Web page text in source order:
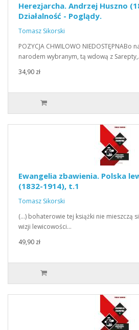
Herezjarcha. Andrzej Huszno
Działalność - Poglądy.
Tomasz Sikorski
POZYCJA CHWILOWO
narodem wybranym, tą wdową z
34,90 zł
Ewangelia zbawienia. Polska
(1832-1914), t.1
Tomasz Sikorski
(…) bohaterowie tej książki nie mieszczą
wizji lewicowości…
49,90 zł